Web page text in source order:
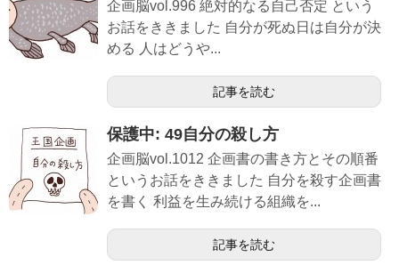
企画脳vol.996 絶対的なる自己否定 という
お話をききました 自分が死ぬ日は自分が決
める 人はどうや...
記事を読む
保護中: 49自分の殺し方
企画脳vol.1012 企画書の書き方とその順番
というお話をききました 自分を殺す企画書
を書く 利益を生み続ける組織を...
記事を読む